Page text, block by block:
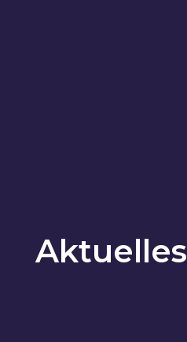
Aktuelles